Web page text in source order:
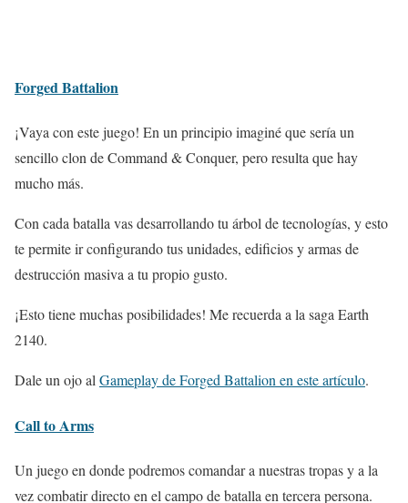
Forged Battalion
¡Vaya con este juego! En un principio imaginé que sería un
sencillo clon de Command & Conquer, pero resulta que hay
mucho más.
Con cada batalla vas desarrollando tu árbol de tecnologías, y esto
te permite ir configurando tus unidades, edificios y armas de
destrucción masiva a tu propio gusto.
¡Esto tiene muchas posibilidades! Me recuerda a la saga Earth
2140.
Dale un ojo alGameplay de Forged Battalion en este artículo.
Call to Arms
Un juego en donde podremos comandar a nuestras tropas y a la
vez combatir directo en el campo de batalla en tercera persona.